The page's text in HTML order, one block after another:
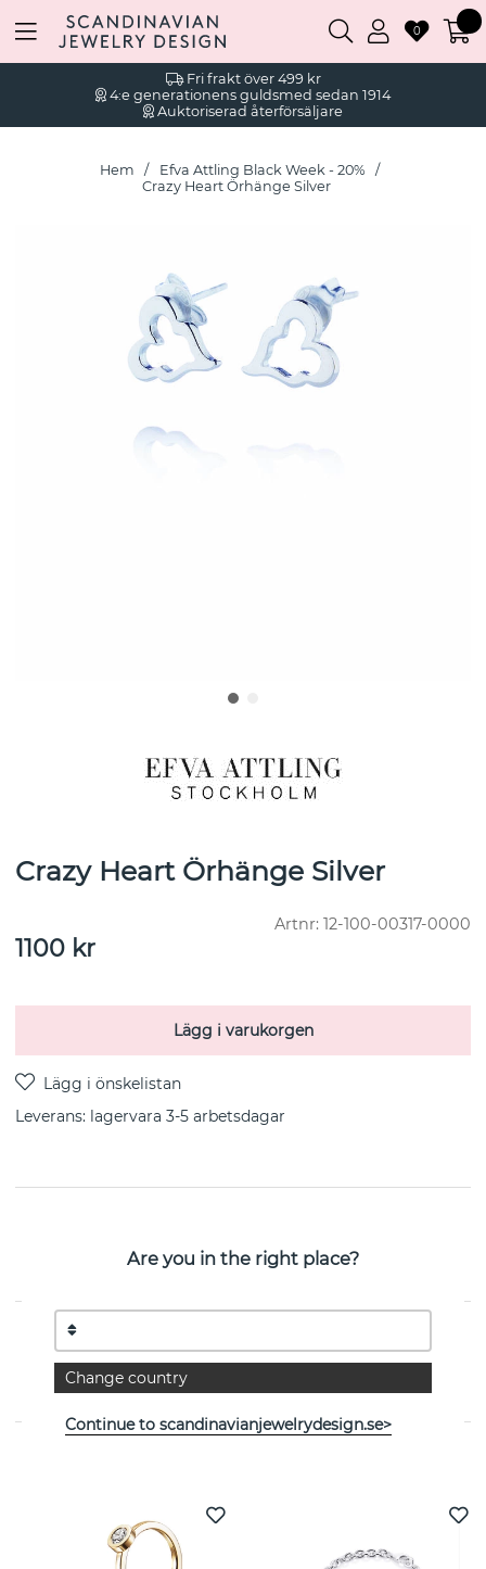
Fri frakt över 499 kr
4:e generationens guldsmed sedan 1914
Auktoriserad återförsäljare
0
Hem
Efva Attling Black Week - 20%
Crazy Heart Örhänge Silver
Crazy Heart Örhänge Silver
Artnr: 12-100-00317-0000
1100 kr
Lägg i varukorgen
Leverans: lagervara 3-5 arbetsdagar
Crazy Heart är ett örhänge i sterlingsilver från svenska
EGENSKAPER
Kollektion:
Are you in the right place?
Change country
Continue to scandinavianjewelrydesign.se>